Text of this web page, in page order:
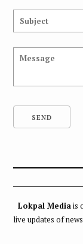
Lokpal Mediais
live updates of